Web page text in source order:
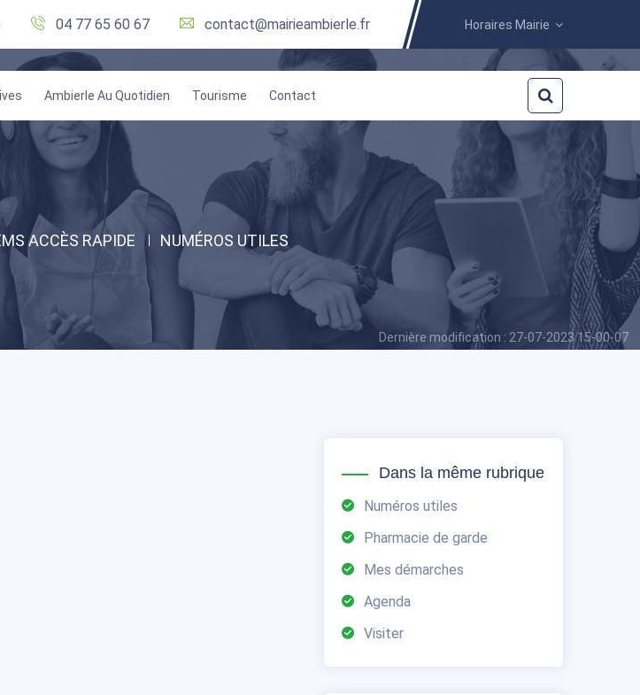
04 77 65 60 67 contact@mairieambierle.fr Horaires Mairie
Ambierle Au Quotidien Tourisme Contact
ACCÈS RAPIDE NUMÉROS UTILES
Dernière modification : 27-07-2023 15-00-07
Dans la même rubrique
Numéros utiles
Pharmacie de garde
Mes démarches
Agenda
Visiter